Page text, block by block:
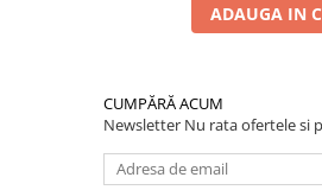
ADAUGA IN
CUMPĂRĂ ACUM
Newsletter Nu rata ofertele si